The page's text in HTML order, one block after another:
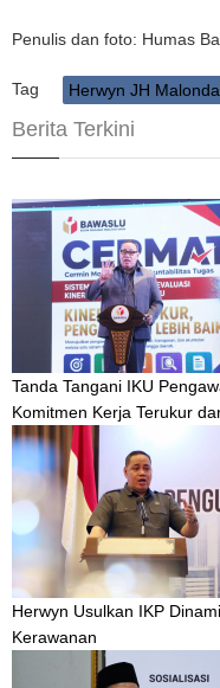
Penulis dan foto: Humas
Tag Herwyn JH Malonda
Berita Terkini
Tanda Tangani IKU
Komitmen Kerja Terukur
Herwyn Usulkan IKP
Kerawanan